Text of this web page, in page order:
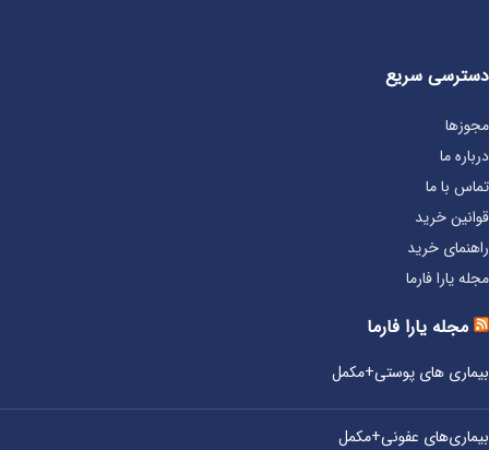
دسترسی سریع
مجوزها
درباره ما
تماس با ما
قوانین خرید
راهنمای خرید
مجله یارا فارما
مجله یارا فارما
بیماری‌ های پوستی+مکمل
بیماری‌های عفونی+مکمل